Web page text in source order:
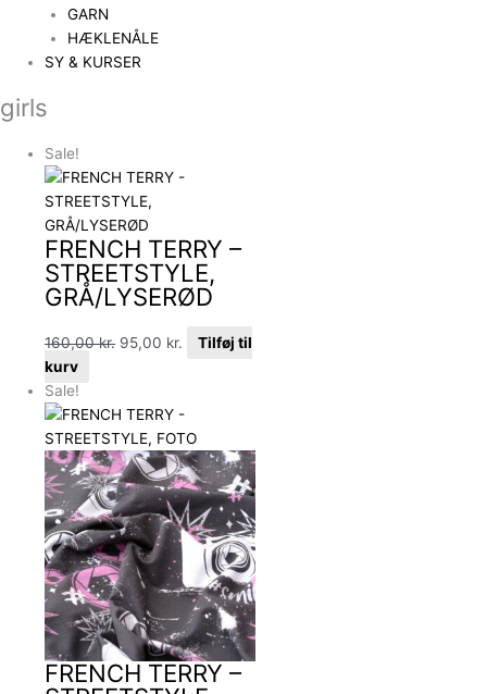
GARN
HÆKLENÅLE
SY & KURSER
girls
Sale!
FRENCH TERRY –
STREETSTYLE,
GRÅ/LYSERØD
160,00kr. 95,00 kr.
Tilføj til
kurv
Sale!
FRENCH TERRY –